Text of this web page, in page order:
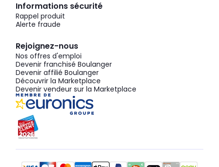
Informations sécurité
Rappel produit
Alerte fraude
Rejoignez-nous
Nos offres d'emploi
Devenir franchisé Boulanger
Devenir affilié Boulanger
Découvrir la Marketplace
Devenir vendeur sur la Marketplace